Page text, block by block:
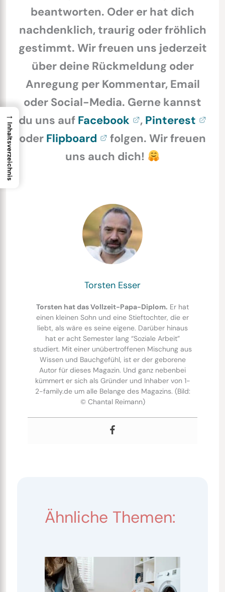
beantworten. Oder er hat dich
nachdenklich, traurig oder fröhlich
gestimmt. Wir freuen uns jederzeit
über deine Rückmeldung oder
Anregung per Kommentar, Email
oder Social-Media. Gerne kannst
du uns auf Facebook , Pinterest
oder Flipboard
folgen. Wir freuen
uns auch dich!
Torsten Esser
Torsten hat das Vollzeit-Papa-Diplom. Er hat
einen kleinen Sohn und eine Stieftochter, die er
liebt, als wäre es seine eigene. Darüber hinaus
hat er acht Semester lang “Soziale Arbeit”
studiert. Mit einer unübertroffenen Mischung aus
Wissen und Bauchgefühl, ist er der geborene
Autor für dieses Magazin. Und ganz nebenbei
kümmert er sich als Gründer und Inhaber von 1-
2-family.de um alle Belange des Magazins. (Bild:
© Chantal Reimann)
Ähnliche Themen:
→
Inhaltsverzeichnis